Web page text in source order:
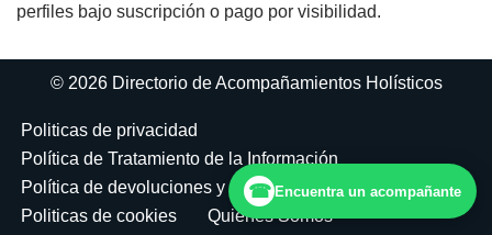
perfiles bajo suscripción o pago por visibilidad.
© 2026 Directorio de Acompañamientos Holísticos
Politicas de privacidad
Política de Tratamiento de la Información
Política de devoluciones y reembolsos
Politicas de cookies
Quiénes Somos
☎ Encuentra un acompañante